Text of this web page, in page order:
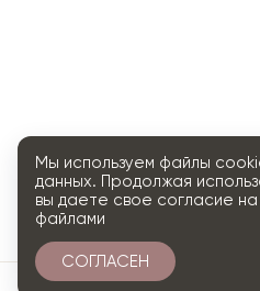
Мы используем файлы
данных. Продолжая
вы даете свое согласие
файлами
СОГЛАСЕН